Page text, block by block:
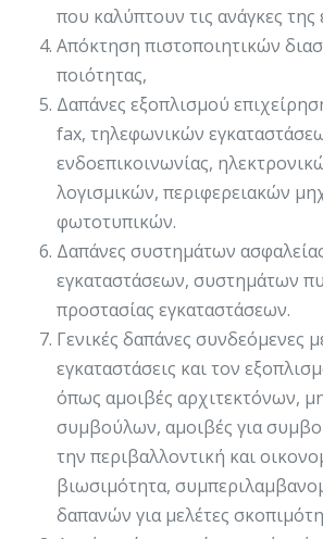
που καλύπτουν τις ανάγκες της
Απόκτηση πιστοποιητικών
ποιότητας,
Δαπάνες εξοπλισμού
fax, τηλεφωνικών
ενδοεπικοινωνίας,
λογισμικών, περιφερειακών
φωτοτυπικών.
Δαπάνες συστημάτων
εγκαταστάσεων, συστημάτων
προστασίας εγκαταστάσεων.
Γενικές δαπάνες συνδεόμενες
εγκαταστάσεις και τον
όπως αμοιβές αρχιτεκτόνων,
συμβούλων, αμοιβές για
την περιβαλλοντική και
βιωσιμότητα,
δαπανών για μελέτες